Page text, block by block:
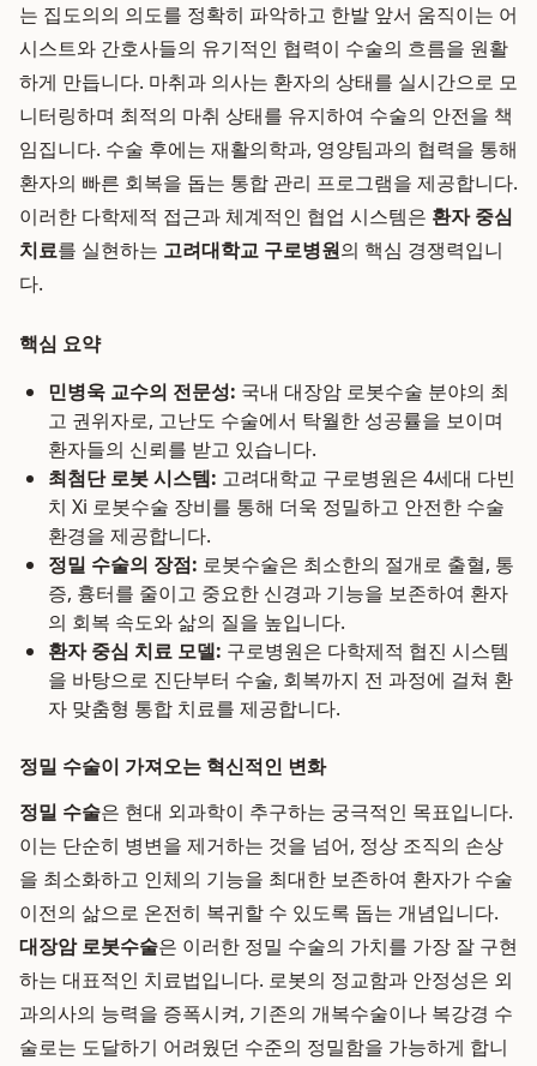
는 집도의의 의도를 정확히 파악하고 한발 앞서 움직이는 어
시스트와 간호사들의 유기적인 협력이 수술의 흐름을 원활
하게 만듭니다. 마취과 의사는 환자의 상태를 실시간으로 모
니터링하며 최적의 마취 상태를 유지하여 수술의 안전을 책
임집니다. 수술 후에는 재활의학과, 영양팀과의 협력을 통해
환자의 빠른 회복을 돕는 통합 관리 프로그램을 제공합니다.
이러한 다학제적 접근과 체계적인 협업 시스템은 환자 중심
치료를 실현하는 고려대학교 구로병원의 핵심 경쟁력입니
다.
핵심 요약
민병욱 교수의 전문성: 국내 대장암 로봇수술 분야의 최
고 권위자로, 고난도 수술에서 탁월한 성공률을 보이며
환자들의 신뢰를 받고 있습니다.
최첨단 로봇 시스템: 고려대학교 구로병원은 4세대 다빈
치 Xi 로봇수술 장비를 통해 더욱 정밀하고 안전한 수술
환경을 제공합니다.
정밀 수술의 장점: 로봇수술은 최소한의 절개로 출혈, 통
증, 흉터를 줄이고 중요한 신경과 기능을 보존하여 환자
의 회복 속도와 삶의 질을 높입니다.
환자 중심 치료 모델: 구로병원은 다학제적 협진 시스템
을 바탕으로 진단부터 수술, 회복까지 전 과정에 걸쳐 환
자 맞춤형 통합 치료를 제공합니다.
정밀 수술이 가져오는 혁신적인 변화
정밀 수술은 현대 외과학이 추구하는 궁극적인 목표입니다.
이는 단순히 병변을 제거하는 것을 넘어, 정상 조직의 손상
을 최소화하고 인체의 기능을 최대한 보존하여 환자가 수술
이전의 삶으로 온전히 복귀할 수 있도록 돕는 개념입니다.
대장암 로봇수술은 이러한 정밀 수술의 가치를 가장 잘 구현
하는 대표적인 치료법입니다. 로봇의 정교함과 안정성은 외
과의사의 능력을 증폭시켜, 기존의 개복수술이나 복강경 수
술로는 도달하기 어려웠던 수준의 정밀함을 가능하게 합니